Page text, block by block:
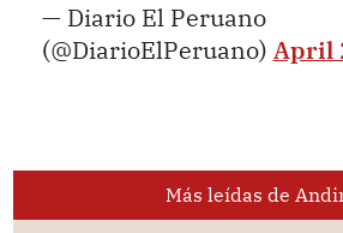
— Diario El Peruano
(@DiarioElPeruano) April
Más leídas de